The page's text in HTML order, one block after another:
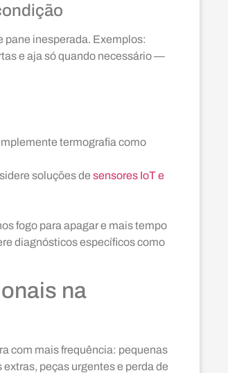
pane inesperada. Exemplos:
e aja só quando necessário —
termografia como
soluções de sensores IoT e
fogo para apagar e mais tempo
diagnósticos específicos como
na
com mais frequência: pequenas
peças urgentes e perda de